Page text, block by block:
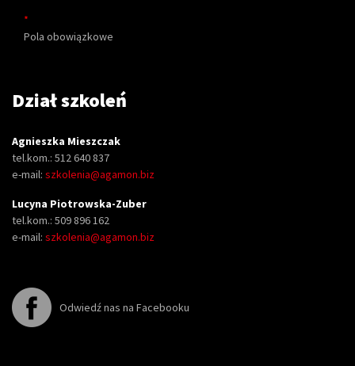
*
Pola obowiązkowe
Dział szkoleń
Agnieszka Mieszczak
tel.kom.: 512 640 837
e-mail: szkolenia@agamon.biz
Lucyna Piotrowska-Zuber
tel.kom.: 509 896 162
e-mail: szkolenia@agamon.biz
Odwiedź nas na Facebooku